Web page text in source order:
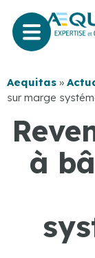
Aequitas »
sur marge
à